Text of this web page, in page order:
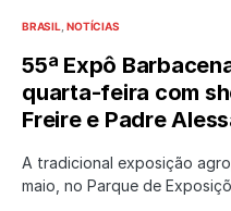
BRASIL NOTÍCIAS
55ª Expô
quarta-feira com
Freire e Padre
A tradicional exposição
maio, no Parque de